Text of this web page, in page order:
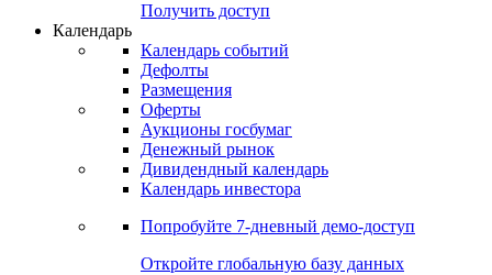
Получить доступ
Календарь
Календарь событий
Дефолты
Размещения
Оферты
Аукционы госбумаг
Денежный рынок
Дивидендный календарь
Календарь инвестора
Попробуйте 7-дневный демо-доступ
Откройте глобальную базу данных